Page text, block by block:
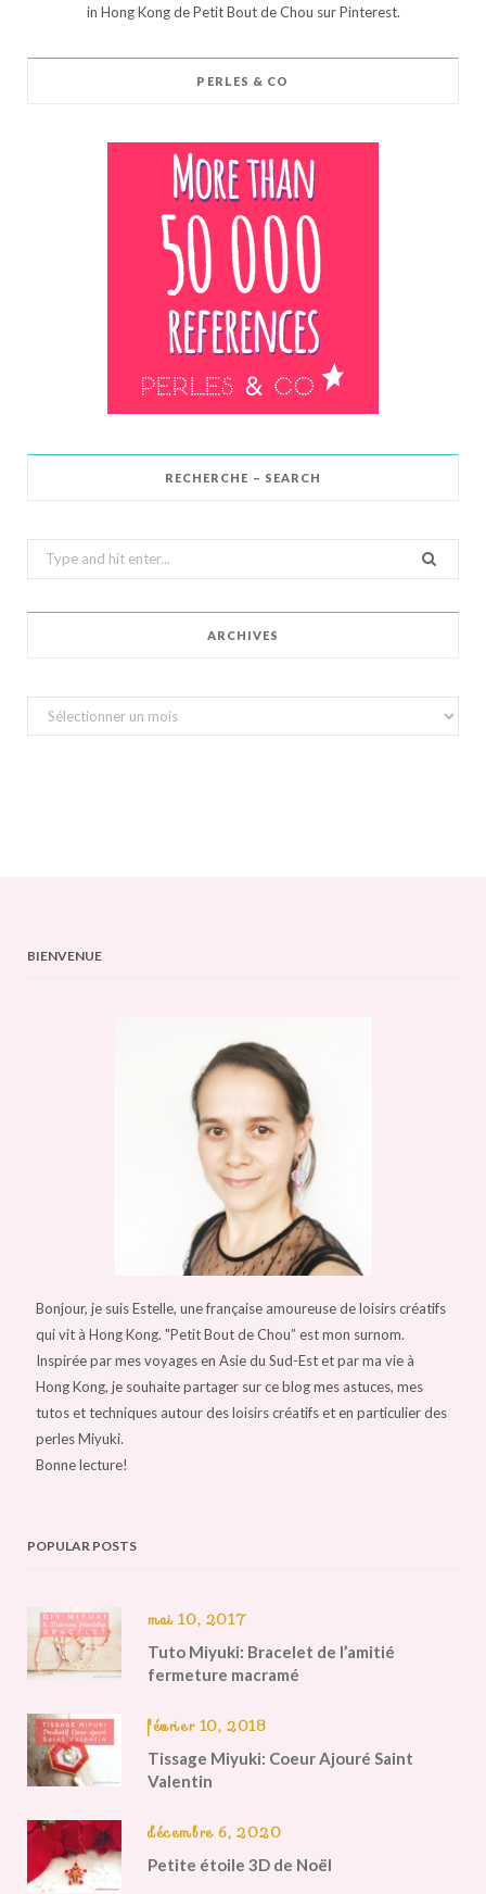
in Hong Kong de Petit Bout de Chou sur Pinterest.
PERLES & CO
RECHERCHE – SEARCH
Search
for:
ARCHIVES
Archives
BIENVENUE
Bonjour, je suis Estelle, une française amoureuse de loisirs créatifs
qui vit à Hong Kong. "Petit Bout de Chou” est mon surnom.
Inspirée par mes voyages en Asie du Sud-Est et par ma vie à
Hong Kong, je souhaite partager sur ce blog mes astuces, mes
tutos et techniques autour des loisirs créatifs et en particulier des
perles Miyuki.
Bonne lecture!
POPULAR POSTS
mai 10, 2017
Tuto Miyuki: Bracelet de l’amitié
fermeture macramé
février 10, 2018
Tissage Miyuki: Coeur Ajouré Saint
Valentin
décembre 6, 2020
Petite étoile 3D de Noël